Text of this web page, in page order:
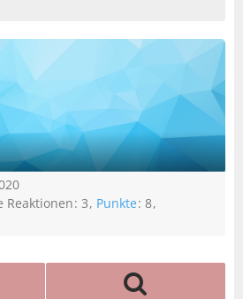
Reaktionen 3 Punkte 8